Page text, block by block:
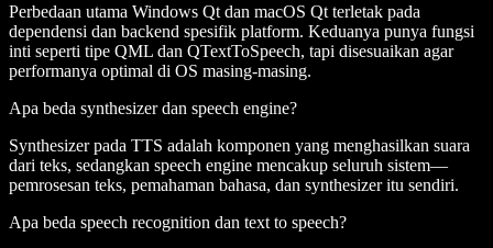
Perbedaan utama Windows Qt dan macOS Qt terletak pada
dependensi dan backend spesifik platform. Keduanya punya fungsi
inti seperti tipe QML dan QTextToSpeech, tapi disesuaikan agar
performanya optimal di OS masing-masing.
Apa beda synthesizer dan speech engine?
Synthesizer pada TTS adalah komponen yang menghasilkan suara
dari teks, sedangkan speech engine mencakup seluruh sistem—
pemrosesan teks, pemahaman bahasa, dan synthesizer itu sendiri.
Apa beda speech recognition dan text to speech?